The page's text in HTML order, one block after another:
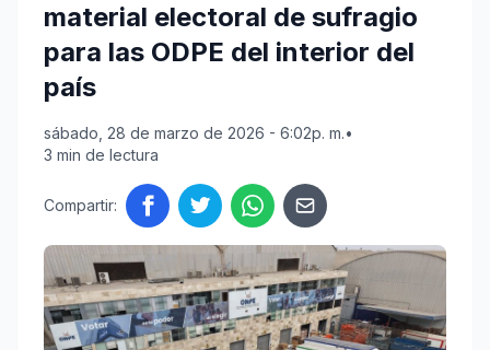
material electoral de sufragio
para las ODPE del interior del
país
sábado, 28 de marzo de 2026 - 6:02p. m.•
3 min de lectura
Compartir: